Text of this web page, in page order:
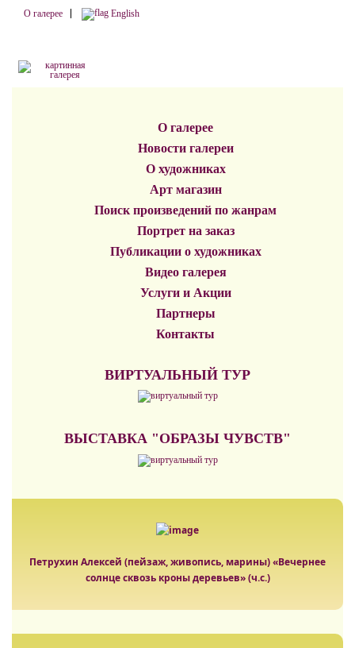
О галерее English
О галерее
Новости галереи
О художниках
Арт магазин
Поиск произведений по жанрам
Портрет на заказ
Публикации о художниках
Видео галерея
Услуги и Акции
Партнеры
Контакты
ВИРТУАЛЬНЫЙ ТУР
ВЫСТАВКА "ОБРАЗЫ ЧУВСТВ"
Петрухин Алексей (пейзаж, живопись, марины) «Вечернее
солнце сквозь кроны деревьев» (ч.с.)